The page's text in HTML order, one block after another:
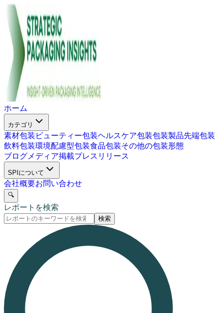
ホーム
カテゴリ
素材包装 ビューティー包装ヘルスケア包装包装製品先端包装
飲料包装環境配慮型包装食品包装その他の包装形態
ブログメディア掲載プレスリリース
SPIについて
会社概要お問い合わせ
🔍
レポートを検索
検索